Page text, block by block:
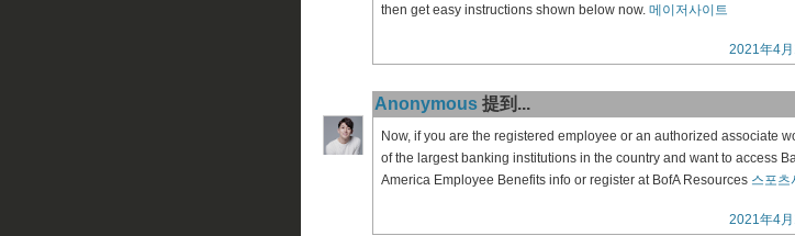
then get easy instructions shown below now. 메이저사이트
2021年4
Anonymous提到...
Now, if you are the registered employee or an authorized associate
of the largest banking institutions in the country and want to access
America Employee Benefits info or register at BofA Resources 스포츠
2021年4